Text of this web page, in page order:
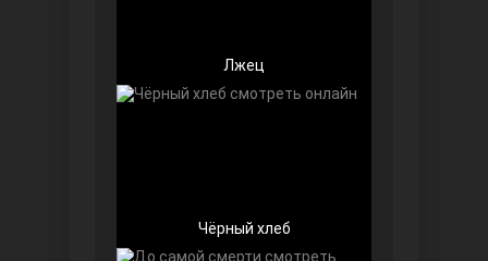
Лжец
Чёрный хлеб